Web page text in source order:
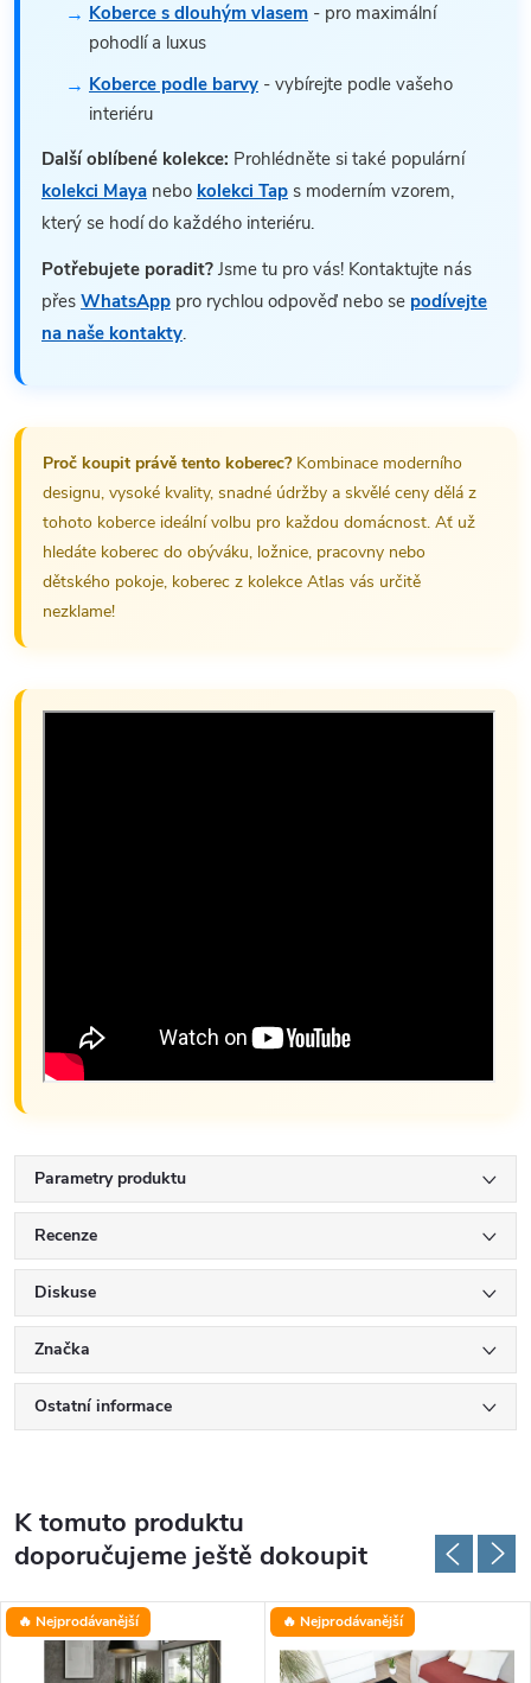
Koberce s dlouhým vlasem - pro maximální
pohodlí a luxus
Koberce podle barvy - vybírejte podle vašeho
interiéru
Další oblíbené kolekce: Prohlédněte si také populární
kolekci Maya nebo kolekci Tap s moderním vzorem,
který se hodí do každého interiéru.
Potřebujete poradit? Jsme tu pro vás! Kontaktujte nás
přes WhatsApp pro rychlou odpověď nebo se podívejte
na naše kontakty.
Proč koupit právě tento koberec?Kombinace moderního
designu, vysoké kvality, snadné údržby a skvělé ceny dělá z
tohoto koberce ideální volbu pro každou domácnost. Ať už
hledáte koberec do obýváku, ložnice, pracovny nebo
dětského pokoje, koberec z kolekce Atlas vás určitě
nezklame!
Parametry produktu
Recenze
Diskuse
Značka
Ostatní informace
K tomuto produktu
doporučujeme ještě dokoupit
🔥 Nejprodávanější 🔥 Nejprodávanější